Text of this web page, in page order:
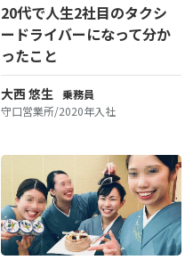
20代で人生2社目のタクシ
ードライバーになって分か
ったこと
大西 悠生
乗務員
守口営業所/2020年入社